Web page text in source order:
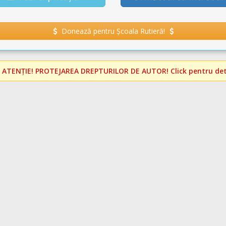
Donează pentru Școala Rutieră!
ATENȚIE! PROTEJAREA DREPTURILOR DE AUTOR! Click pentru